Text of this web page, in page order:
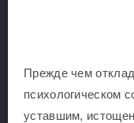
Прежде чем
психологическом
уставшим,